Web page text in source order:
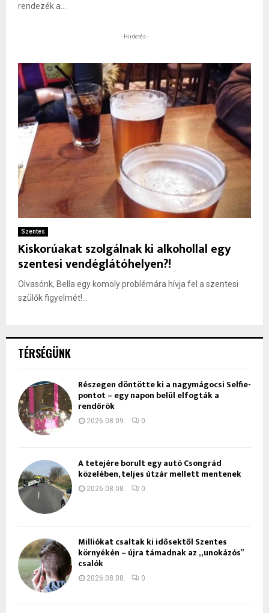
rendezék a...
- Hirdetés -
Szentes
Kiskorúakat szolgálnak ki alkohollal egy
szentesi vendéglátóhelyen?!
Olvasónk, Bella egy komoly problémára hívja fel a szentesi
szülők figyelmét!...
TÉRSÉGÜNK
Részegen döntötte ki a nagymágocsi Selfie-
pontot – egy napon belül elfogták a
rendőrök
2026.08.09. 0
A tetejére borult egy autó Csongrád
közelében, teljes útzár mellett mentenek
2026.08.08. 0
Milliókat csaltak ki idősektől Szentes
környékén – újra támadnak az „unokázós”
csalók
2026.08.08. 0